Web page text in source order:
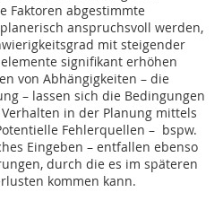
Faktoren abgestimmte
anspruchsvoll werden,
mit steigender
signifikant erhöhen
von Abhängigkeiten – die
– lassen sich die Bedingun­gen
in der Planung mittels
Fehlerquellen – bspw.
Eingeben – ent­fallen ebenso
durch die es im späteren
kommen kann.